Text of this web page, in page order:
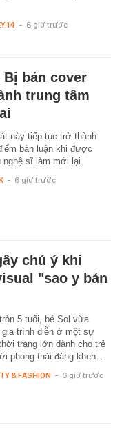
- 6 giờ trước
Bị bản cover
trung tâm
này tiếp tục trở thành
bàn luận khi được
nghệ sĩ làm mới lại.
- 6 giờ trước
chú ý khi
"sao y bản
5 tuổi, bé Sol vừa
gia trình diễn ở một sự
trang lớn dành cho trẻ
phong thái đáng khen…
& FASHION - 6 giờ trước